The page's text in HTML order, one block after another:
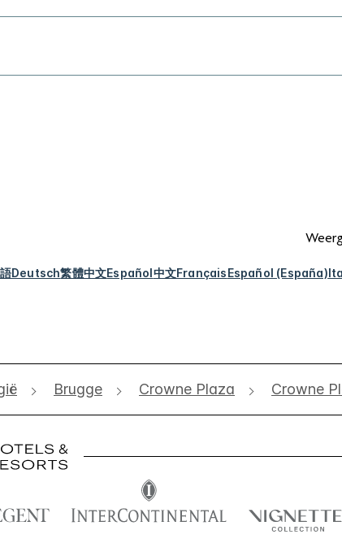
Deutsch繁體中文Español中文FrançaisEspañol (España)
Brugge Crowne Plaza Crowne